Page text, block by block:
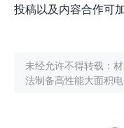
投稿以及内容合作可
未经允许不得转载：
法制备高性能大面积